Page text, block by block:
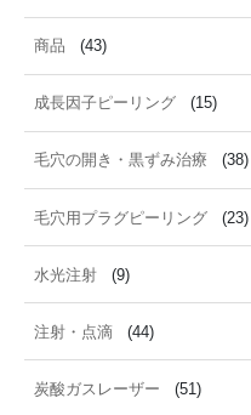
商品 (43)
成長因子ピーリング (15)
毛穴の開き・黒ずみ治療 (38)
毛穴用プラグピーリング (23)
水光注射 (9)
注射・点滴 (44)
炭酸ガスレーザー (51)